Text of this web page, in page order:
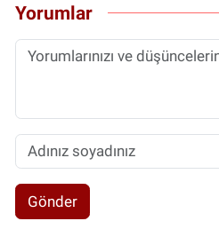
Yorumlar
Gönder